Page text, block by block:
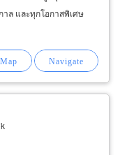
ล และทุกโอกาสพิเศษ